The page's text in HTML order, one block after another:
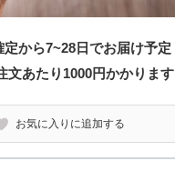
定から7~28日でお届け予定
文あたり 1000円かかります
お気に入りに追加する